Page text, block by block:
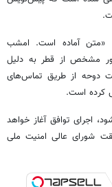
«متن آماده است. امشب
مشخص از قطر به دلیل
دوحه از طریق تماس‌های
کرده است.
اجرای توافق آغاز خواهد
شورای عالی امنیت ملی